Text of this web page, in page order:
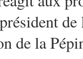
de
de la